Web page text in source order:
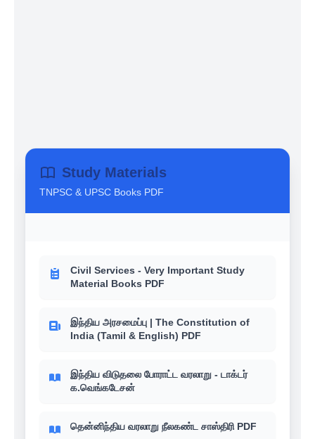
Study Materials
TNPSC & UPSC Books PDF
Civil Services - Very Important Study
Material Books PDF
இந்திய அரசமைப்பு | The Constitution of
India (Tamil & English) PDF
இந்திய விடுதலை போராட்ட வரலாறு - டாக்டர்
க.வெங்கடேசன்
தென்னிந்திய வரலாறு நீலகண்ட சாஸ்திரி PDF